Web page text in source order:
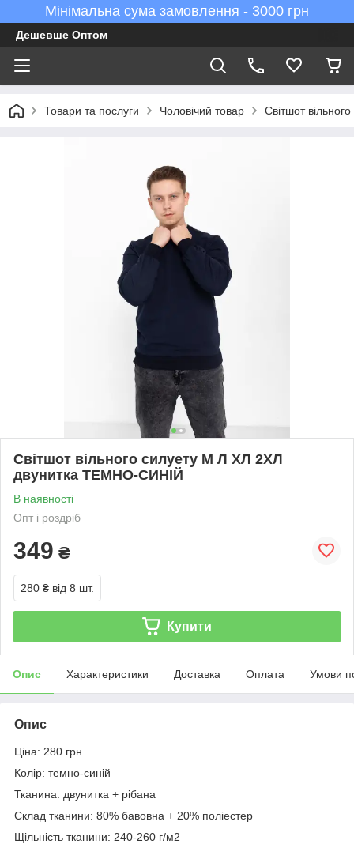
Мінімальна сума замовлення - 3000 грн
Дешевше Оптом
Товари та послуги Чоловічий товар Світшот
Світшот вільного силуету М Л ХЛ 2ХЛ
двунитка ТЕМНО-СИНІЙ
В наявності
Опт і роздріб
349 ₴
280 ₴ від 8 шт.
Купити
Опис Характеристики Доставка Оплата Умови
Опис
Ціна: 280 грн
Колір: темно-синій
Тканина: двунитка + рібана
Склад тканини: 80% бавовна + 20% поліестер
Щільність тканини: 240-260 г/м2